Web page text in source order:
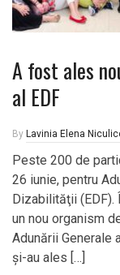
A fost ales
al EDF
By Lavinia Elena
Peste 200 de
26 iunie, pentru
Dizabilităţii (EDF).
un nou organism
Adunării Generale
și-au ales […]